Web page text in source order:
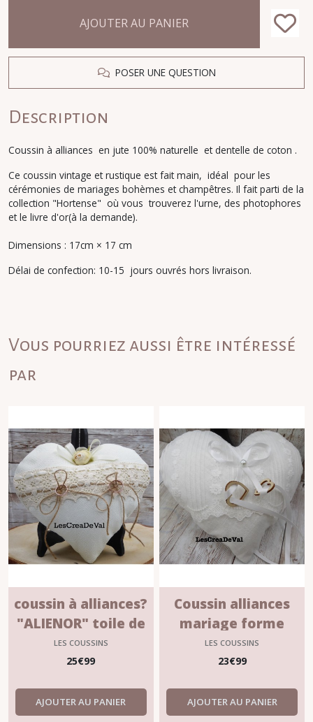
AJOUTER AU PANIER
POSER UNE QUESTION
Description
Coussin à alliances en jute 100% naturelle et dentelle de coton .
Ce coussin vintage et rustique est fait main, idéal pour les
cérémonies de mariages bohèmes et champêtres. Il fait parti de la
collection "Hortense" où vous trouverez l'urne, des photophores
et le livre d'or(à la demande).
Dimensions : 17cm × 17 cm
Délai de confection: 10-15 jours ouvrés hors livraison.
Vous pourriez aussi être intéressé
par
coussin à alliances?
"ALIENOR" toile de
lin et dentelle de
coton
LES COUSSINS
25€99
AJOUTER AU PANIER
Coussin alliances
mariage forme
Coeur "ALMA"
LES COUSSINS
23€99
AJOUTER AU PANIER